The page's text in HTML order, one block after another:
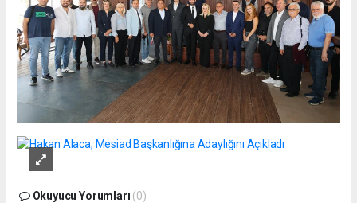
Okuyucu Yorumları (0)